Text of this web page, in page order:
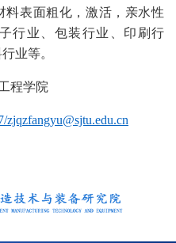
料表面粗化，激活，亲水性
行业 包装行业
印刷行
业等。
程学院
zjqzfangyu@sjtu.edu.cn